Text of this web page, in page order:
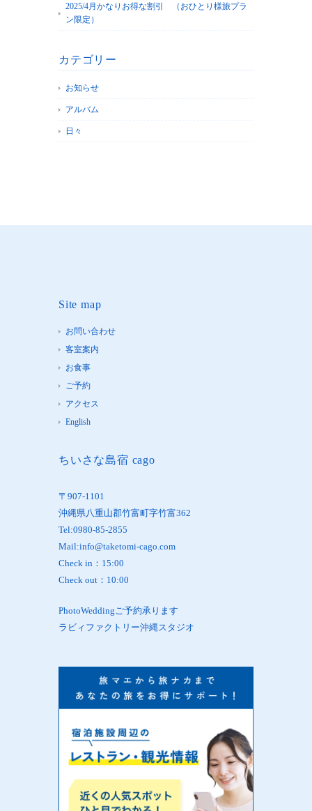
2025/4月かなりお得な割引 （おひとり様旅プラ
ン限定）
カテゴリー
お知らせ
アルバム
日々
Site map
お問い合わせ
客室案内
お食事
ご予約
アクセス
English
ちいさな島宿 cago
〒907-1101
沖縄県八重山郡竹富町字竹富362
Tel:0980-85-2855
Mail:info@taketomi-cago.com
Check in：15:00
Check out：10:00
PhotoWeddingご予約承ります
ラビィファクトリー沖縄スタジオ